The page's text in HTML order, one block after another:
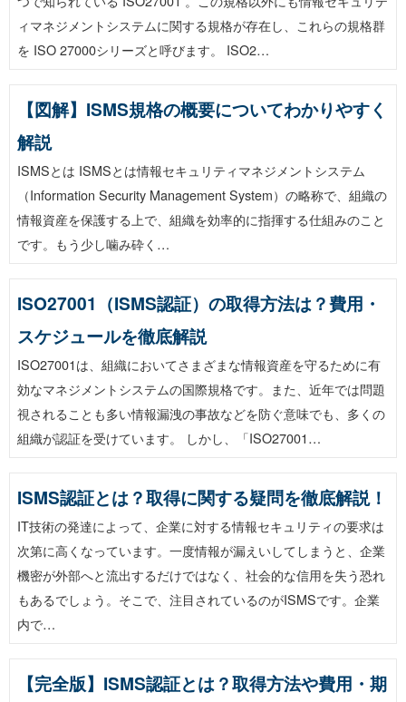
ィマネジメントシステムに関する規格が存在し、これらの規格群
を ISO 27000シリーズと呼びます。 ISO2…
【図解】ISMS規格の概要についてわかりやすく
解説
ISMSとは ISMSとは情報セキュリティマネジメントシステム
（Information Security Management System）の略称で、組織の
情報資産を保護する上で、組織を効率的に指揮する仕組みのこと
です。もう少し噛み砕く…
ISO27001（ISMS認証）の取得方法は？費用・
スケジュールを徹底解説
ISO27001は、組織においてさまざまな情報資産を守るために有
効なマネジメントシステムの国際規格です。また、近年では問題
視されることも多い情報漏洩の事故などを防ぐ意味でも、多くの
組織が認証を受けています。 しかし、「ISO27001…
ISMS認証とは？取得に関する疑問を徹底解説！
IT技術の発達によって、企業に対する情報セキュリティの要求は
次第に高くなっています。一度情報が漏えいしてしまうと、企業
機密が外部へと流出するだけではなく、社会的な信用を失う恐れ
もあるでしょう。そこで、注目されているのがISMSです。企業
内で…
【完全版】ISMS認証とは？取得方法や費用・期